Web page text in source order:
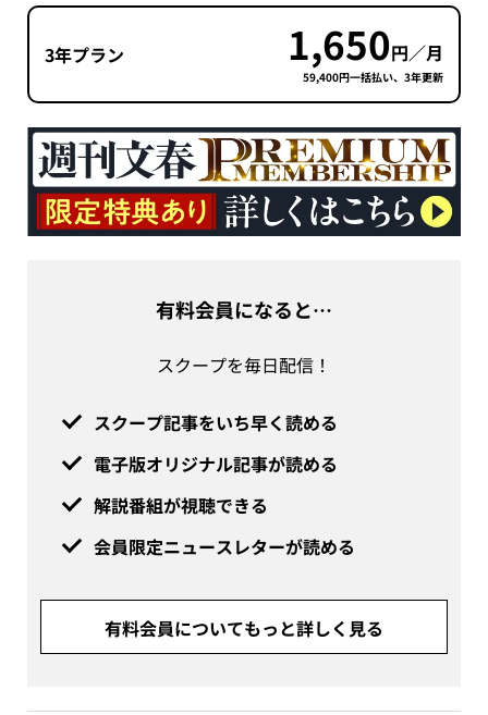
3年プラン 1,650円／月
59,400円一括払い、3年更新
有料会員になると…
スクープを毎日配信！
スクープ記事をいち早く読める
電子版オリジナル記事が読める
解説番組が視聴できる
会員限定ニュースレターが読める
有料会員についてもっと詳しく見る